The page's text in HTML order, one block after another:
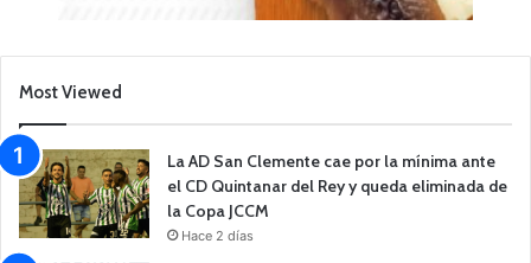
Most Viewed
La AD San Clemente cae por la mínima ante
el CD Quintanar del Rey y queda eliminada de
la Copa JCCM
Hace 2 días